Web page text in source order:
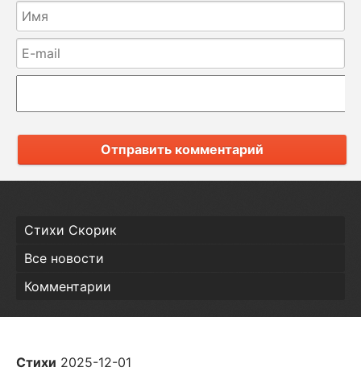
Отправить комментарий
Стихи Скорик
Все новости
Комментарии
Стихи 2025-12-01